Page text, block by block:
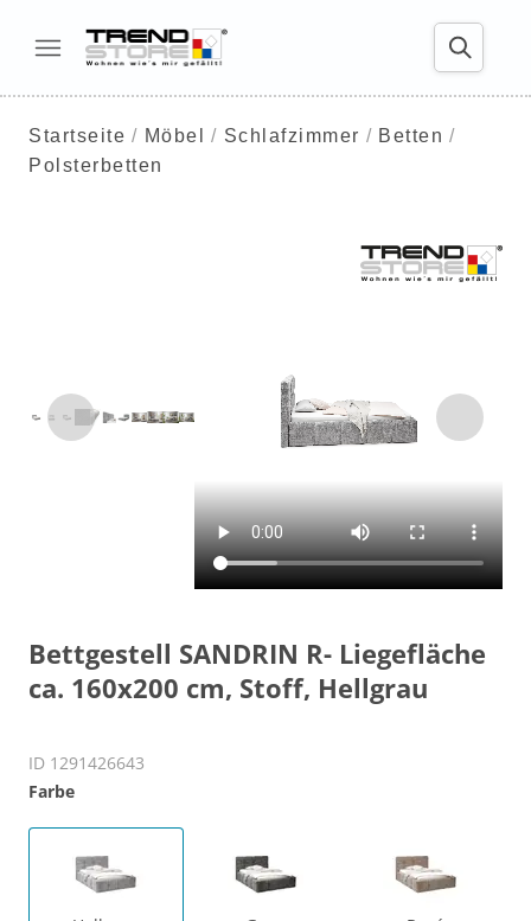
Startseite Möbel Schlafzimmer
Betten
Polsterbetten
Bettgestell SANDRIN R- Liegefläche
ca. 160x200 cm, Stoff, Hellgrau
ID 1291426643
Farbe